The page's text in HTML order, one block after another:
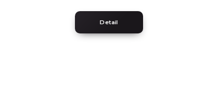
Detail